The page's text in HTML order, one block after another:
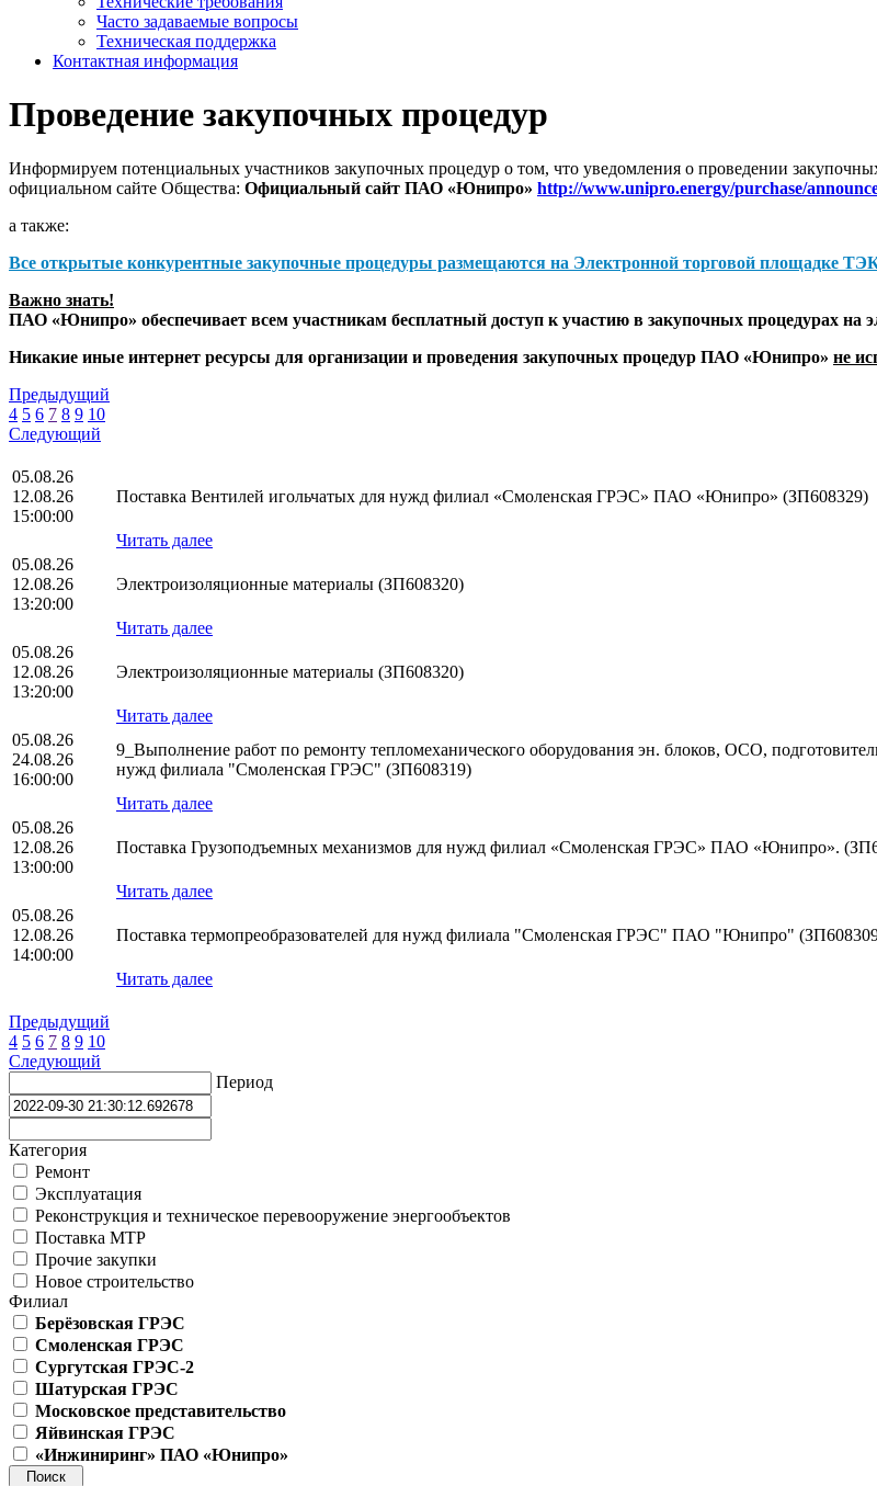
Часто задаваемые вопросы
Техническая поддержка
Контактная информация
Проведение закупочных процедур
Информируем потенциальных участников закупочных процедур о том, что уведомления о проведении
официальном сайте Общества: Официальный сайт ПАО «Юнипро» http://www.unipro.energy/purchase/
а также:
Все открытые конкурентные закупочные процедуры размещаются на Электронной торговой площадке
Важно знать!
ПАО «Юнипро» обеспечивает всем участникам бесплатный доступ к участию в закупочных процедурах на
Никакие иные интернет ресурсы для организации и проведения закупочных процедур ПАО «Юнипро» не
Предыдущий
4 5 6 7 8 9 10
Следующий
05.08.26
12.08.26
15:00:00
Поставка Вентилей игольчатых для нужд филиал «Смоленская ГРЭС» ПАО «Юнипро» (ЗП608329)
Читать далее
05.08.26
12.08.26
13:20:00
Электроизоляционные материалы (ЗП608320)
Читать далее
05.08.26
12.08.26
13:20:00
Электроизоляционные материалы (ЗП608320)
Читать далее
05.08.26
24.08.26
16:00:00
9_Выполнение работ по ремонту тепломеханического оборудования эн. блоков, ОСО,
нужд филиала "Смоленская ГРЭС" (ЗП608319)
Читать далее
05.08.26
12.08.26
13:00:00
Поставка Грузоподъемных механизмов для нужд филиал «Смоленская ГРЭС» ПАО «Юнипро».
Читать далее
05.08.26
12.08.26
14:00:00
Поставка термопреобразователей для нужд филиала "Смоленская ГРЭС" ПАО "Юнипро"
Читать далее
Предыдущий
4 5 6 7 8 9 10
Следующий
Период
Категория
Ремонт
Эксплуатация
Реконструкция и техническое перевооружение энергообъектов
Поставка МТР
Прочие закупки
Новое строительство
Филиал
Берёзовская ГРЭС
Смоленская ГРЭС
Сургутская ГРЭС-2
Шатурская ГРЭС
Московское представительство
Яйвинская ГРЭС
«Инжиниринг» ПАО «Юнипро»